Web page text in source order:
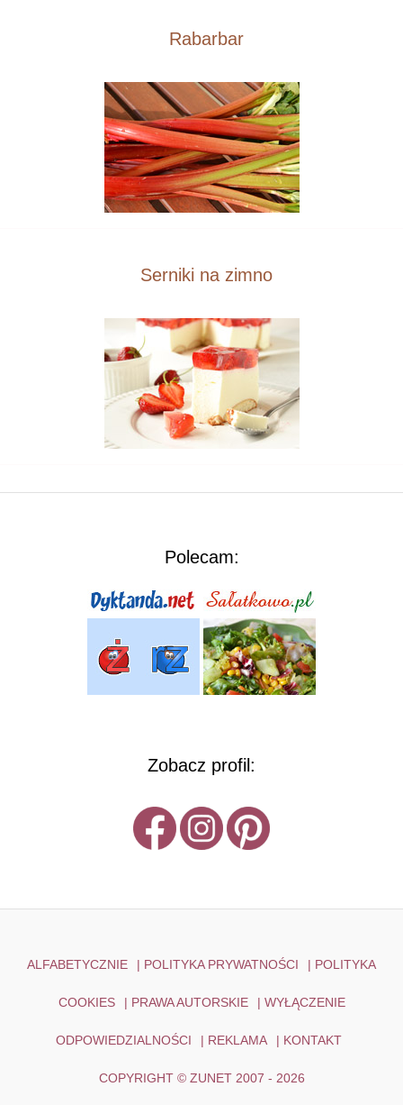
Rabarbar
Serniki na zimno
Polecam:
Zobacz profil:
ALFABETYCZNIE | POLITYKA PRYWATNOŚCI | POLITYKA
COOKIES | PRAWA AUTORSKIE | WYŁĄCZENIE
ODPOWIEDZIALNOŚCI | REKLAMA | KONTAKT
COPYRIGHT © ZUNET 2007 - 2026